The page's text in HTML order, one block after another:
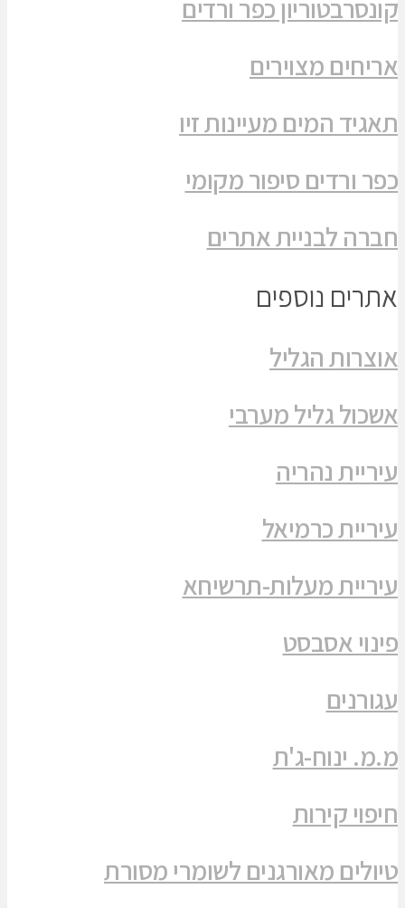
קונסרבטוריון כפר ורדים
אריחים מצוירים
תאגיד המים מעיינות זיו
כפר ורדים סיפור מקומי
חברה לבניית אתרים
אתרים נוספים
אוצרות הגליל
אשכול גליל מערבי
עיריית נהריה
עיריית כרמיאל
עיריית מעלות-תרשיחא
פינוי אסבסט
עגורנים
מ.מ. ינוח-ג'ת
חיפוי קירות
טיולים מאורגנים לשומרי מסורת